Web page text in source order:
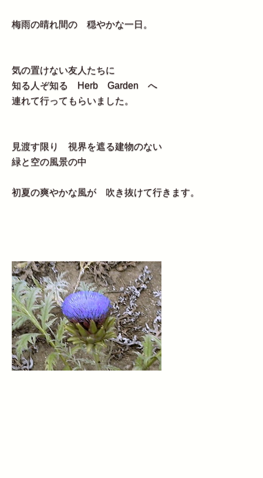
梅雨の晴れ間の 穏やかな一日。
気の置けない友人たちに
知る人ぞ知る Herb Garden へ
連れて行ってもらいました。
見渡す限り 視界を遮る建物のない
緑と空の風景の中
初夏の爽やかな風が 吹き抜けて行きます。